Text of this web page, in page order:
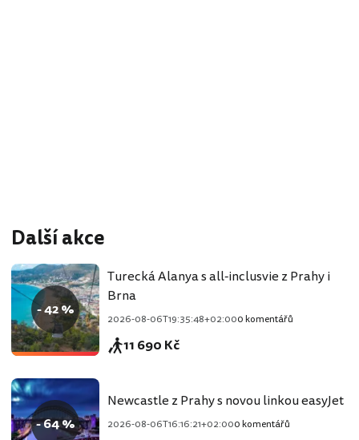
Další akce
- 42 %
Turecká Alanya s all-inclusvie z Prahy i
Brna
2026-08-06T19:35:48+02:000 komentářů
11 690 Kč
- 64 %
Newcastle z Prahy s novou linkou easyJet
2026-08-06T16:16:21+02:000 komentářů